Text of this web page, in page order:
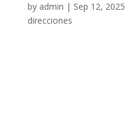
by admin | Sep 12, 2025
direcciones